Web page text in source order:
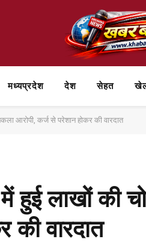
मध्यप्रदेश देश सेहत
आरोपी, कर्ज से परेशान होकर की वारदात
हुई लाखों की
की वारदात